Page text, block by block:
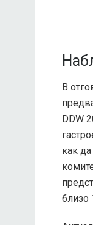
В
DDW
как
близо